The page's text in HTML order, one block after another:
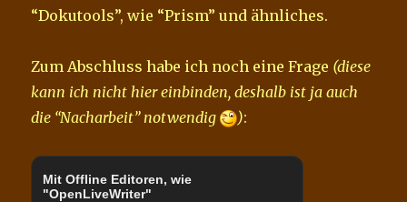
“Dokutools”, wie “Prism” und ähnliches.
Zum Abschluss habe ich noch eine Frage (diese
kann ich nicht hier einbinden, deshalb ist ja auch
die “Nacharbeit” notwendig
):
Mit Offline Editoren, wie
"OpenLiveWriter"